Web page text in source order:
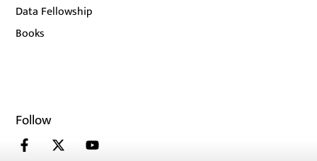
Data Fellowship
Books
Follow